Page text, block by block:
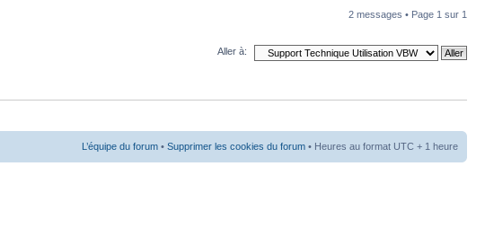
2 messages • Page 1 sur 1
Aller à:
L’équipe du forum • Supprimer les cookies du forum • Heures au format UTC + 1 heure